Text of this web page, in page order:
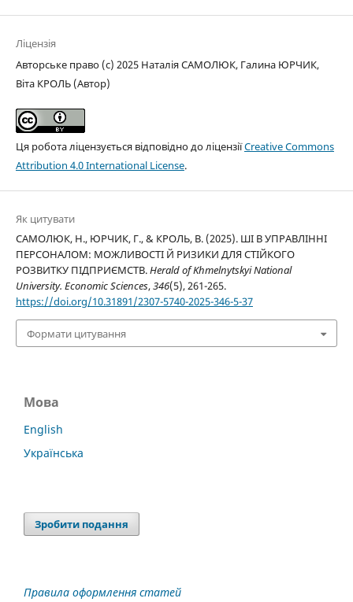
Ліцензія
Авторське право (c) 2025 Наталія САМОЛЮК, Галина ЮРЧИК,
Віта КРОЛЬ (Автор)
Ця робота ліцензується відповідно до ліцензіїCreative Commons
Attribution 4.0 International License.
Як цитувати
САМОЛЮК, Н., ЮРЧИК, Г., & КРОЛЬ, В. (2025). ШІ В УПРАВЛІННІ
ПЕРСОНАЛОМ: МОЖЛИВОСТІ Й РИЗИКИ ДЛЯ СТІЙКОГО
РОЗВИТКУ ПІДПРИЄМСТВ.Herald of Khmelnytskyi National
University. Economic Sciences,346(5), 261-265.
https://doi.org/10.31891/2307-5740-2025-346-5-37
Формати цитування
Мова
English
Українська
Зробити подання
Правила оформлення статей